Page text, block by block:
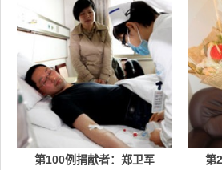
第100例捐献者：郑卫军 第